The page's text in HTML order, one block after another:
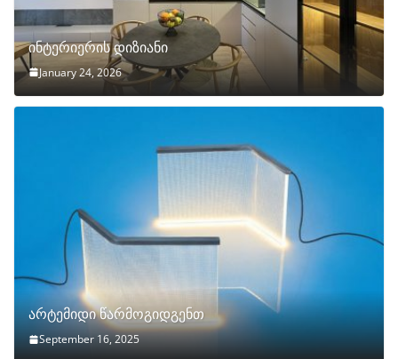
ინტერიერის დიზიანი
January 24, 2026
არტემიდი წარმოგიდგენთ
September 16, 2025